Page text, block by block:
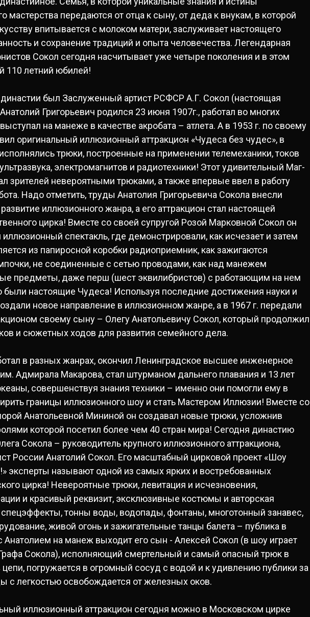
мастерства передаются от отца к сыну, от деда к внукам, в которой
впитывается с молоком матери, заслуживает настоящего
и сохранение традиций и опыта человечества. Легендарная
Сокол сегодня насчитывает уже четыре поколения и в этом
110 летний юбилей!
был Заслуженный артист РСФСР А.Г. Сокол (настоящая
Григорьевич родился 23 июня 1907г., работал во многих
на манеже в качестве акробата – атлета. А в 1953 г. по своему
оригинальный иллюзионный аттракцион «Чудеса без чудес», в
трюки, построенные на применении телемеханики, токов
электромагнитов и радиотехники! Этот удивительный Маг-
зрителей невероятными трюками, а также впервые ввел в работу
Надо отметить, труды Анатолия Григорьевича Сокола внесли
иллюзионного жанра, а его аттракцион стал настоящей
цирка! Вместе со своей супругой Розой Марковной Сокол он
спектакль, где демонстрировали, как исчезает и затем
из папиросной коробки радиоприемник, как зажигаются
не соединенные с сетью проводами, как над манежем
предметы, даже перш (шест эквилибристов) с работающим на нем
были настоящие Чудеса! Используя последние достижения науки и
новое направление в иллюзионном жанре, а в 1967 г. передали
своему сыну – Олегу Анатольевичу Сокол, который продолжил
и сюжетных ходов для развития семейного дела.
в разных жанрах, окончил Ленинградское высшее инженерное
Адмирала Макарова, стал штурманом дальнего плавания и 13 лет
совершенствуя знания техники – именно они помогли ему в
границы иллюзионного шоу и стать Мастером Иллюзии! Вместе со
Анатольевной Мининой он создавал новые трюки, усложнив
которой посетил более чем 40 стран мира! Сегодня династию
Сокола – руководитель крупного иллюзионного аттракциона,
России Анатолий Сокол. Его масштабный цирковой проект «Шоу
эксперты называют одной из самых ярких и востребованных
цирка! Невероятные трюки, левитация и исчезновения,
и красивый реквизит, эксклюзивные костюмы и авторская
тонны воды, водопады, фонтаны, многотонный занавес,
живой огонь и зажигательные танцы балета – публика в
Анатолием на манеж выходит его сын - Алексей Сокол (в шоу играет
Сокола), исполняющий смертельный и самый опасный трюк в
погружается в огромный сосуд с водой и к удивлению публики за
с легкостью освобождается от железных оков.
иллюзионный аттракцион сегодня можно в Московском цирке